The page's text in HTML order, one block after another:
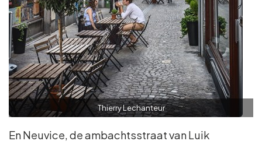
Thierry Lechanteur
En Neuvice, de ambachtsstraat van Luik